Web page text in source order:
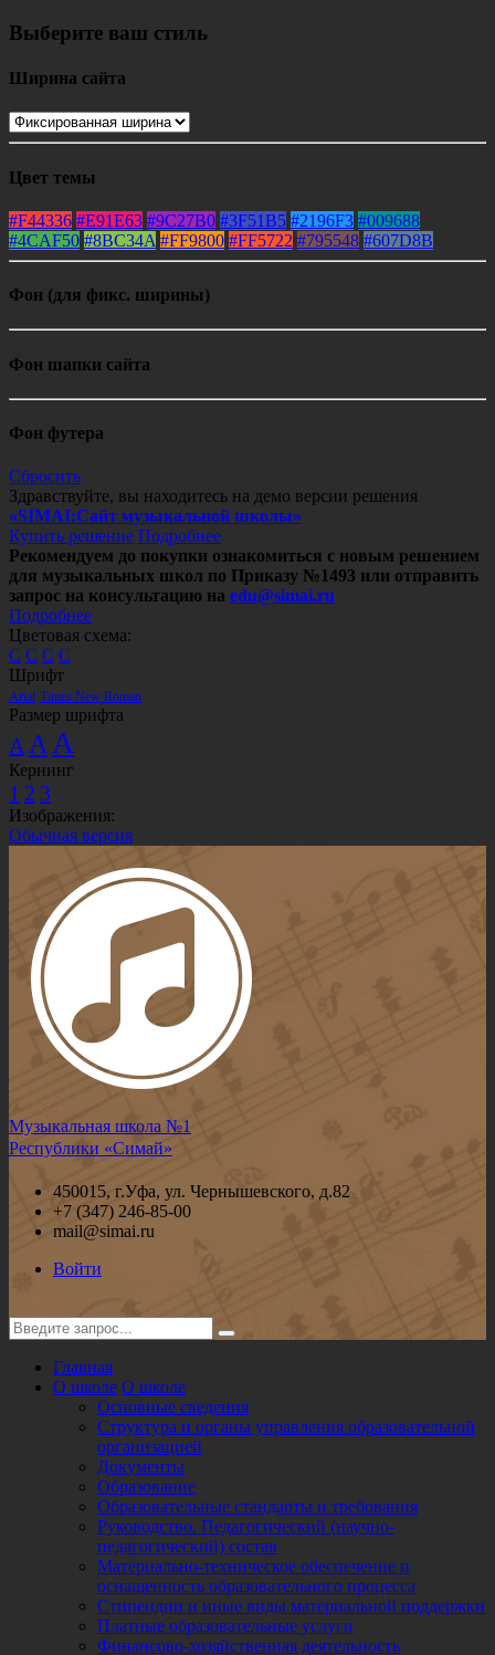
Выберите ваш стиль
Ширина сайта
Цвет темы
#F44336 #E91E63 #9C27B0 #3F51B5 #2196F3 #009688
#4CAF50 #8BC34A #FF9800 #FF5722 #795548 #607D8B
Фон (для фикс. ширины)
Фон шапки сайта
Фон футера
Сбросить
Здравствуйте, вы находитесь на демо версии решения
«SIMAI:Сайт музыкальной школы»
Купить решение Подробнее
Рекомендуем до покупки ознакомиться с новым решением
для музыкальных школ по Приказу №1493 или отправить
запрос на консультацию на edu@simai.ru
Подробнее
Цветовая схема:
C C C C
Шрифт
Arial Times New Roman
Размер шрифта
A AA
Кернинг
1 2 3
Изображения:
Обычная версия
Музыкальная школа №1
Республики «Симай»
450015, г.Уфа, ул. Чернышевского, д.82
+7 (347) 246-85-00
mail@simai.ru
Войти
Главная
О школе О школе
Основные сведения
Структура и органы управления образовательной
организацией
Документы
Образование
Образовательные стандарты и требования
Руководство. Педагогический (научно-
педагогический) состав
Материально-техническое обеспечение и
оснащенность образовательного процесса
Стипендии и иные виды материальной поддержки
Платные образовательные услуги
Финансово-хозяйственная деятельность